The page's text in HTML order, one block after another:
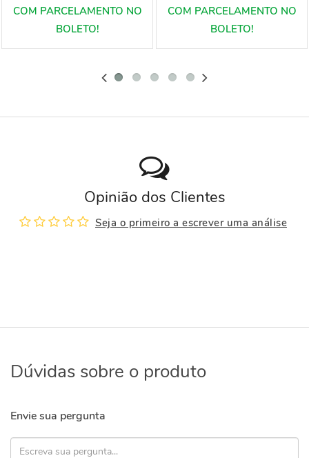
Opinião dos Clientes
Seja o primeiro a escrever uma análise
Dúvidas sobre o produto
Envie sua pergunta